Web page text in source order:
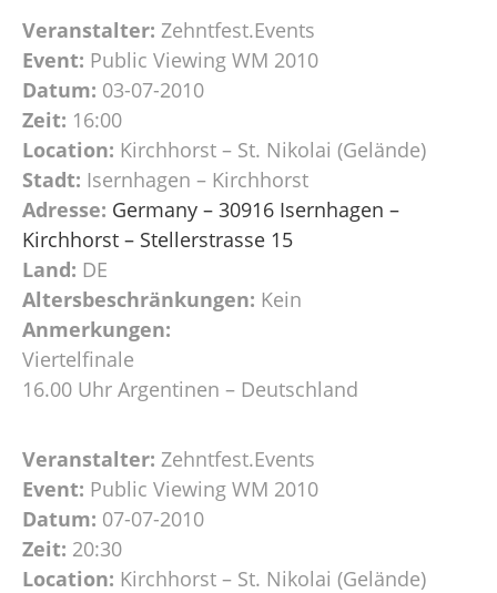
Veranstalter: Zehntfest.Events
Event: Public Viewing WM 2010
Datum: 03-07-2010
Zeit: 16:00
Location: Kirchhorst – St. Nikolai (Gelände)
Stadt: Isernhagen – Kirchhorst
Adresse: Germany – 30916 Isernhagen –
Kirchhorst – Stellerstrasse 15
Land: DE
Altersbeschränkungen: Kein
Anmerkungen:
Viertelfinale
16.00 Uhr Argentinen – Deutschland
Veranstalter: Zehntfest.Events
Event: Public Viewing WM 2010
Datum: 07-07-2010
Zeit: 20:30
Location: Kirchhorst – St. Nikolai (Gelände)